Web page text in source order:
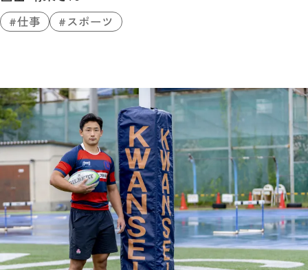
仕事 スポーツ